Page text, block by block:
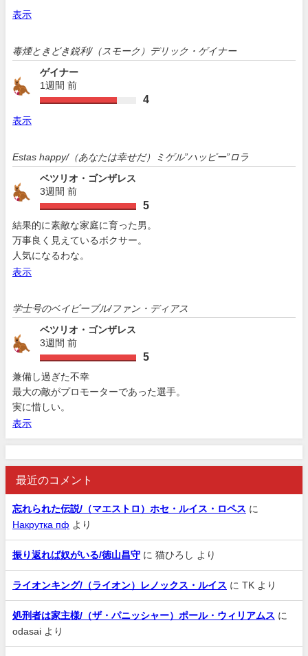
表示
毒煙ときどき鋭利/（スモーク）デリック・ゲイナー
ゲイナー
1週間 前
4
表示
Estas happy/（あなたは幸せだ）ミゲル”ハッピー”ロラ
ベツリオ・ゴンザレス
3週間 前
5
結果的に素敵な家庭に育った男。
万事良く見えているボクサー。
人気になるわな。
表示
学士号のベイビーブル/ファン・ディアス
ベツリオ・ゴンザレス
3週間 前
5
兼備し過ぎた不幸
最大の敵がプロモーターであった選手。
実に惜しい。
表示
最近のコメント
忘れられた伝説/（マエストロ）ホセ・ルイス・ロペス に
Накрутка пф より
振り返れば奴がいる/徳山昌守 に 猫ひろし より
ライオンキング/（ライオン）レノックス・ルイス に TK より
処刑者は家主様/（ザ・パニッシャー）ポール・ウィリアムス に
odasai より